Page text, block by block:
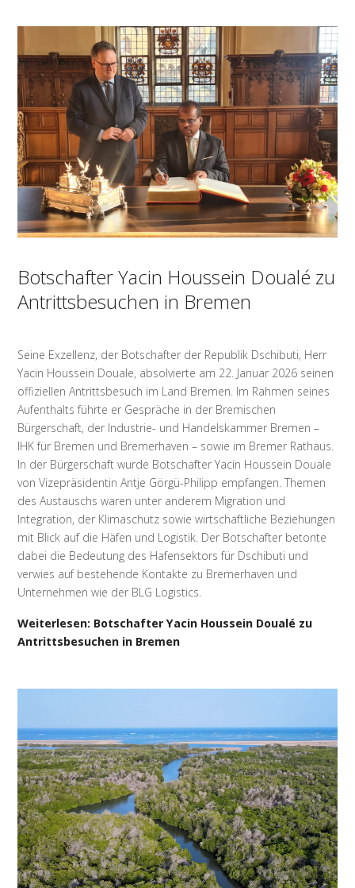
Botschafter Yacin Houssein Doualé zu
Antrittsbesuchen in Bremen
Seine Exzellenz, der Botschafter der Republik Dschibuti, Herr
Yacin Houssein Douale, absolvierte am 22. Januar 2026 seinen
offiziellen Antrittsbesuch im Land Bremen. Im Rahmen seines
Aufenthalts führte er Gespräche in der Bremischen
Bürgerschaft, der Industrie- und Handelskammer Bremen –
IHK für Bremen und Bremerhaven – sowie im Bremer Rathaus.
In der Bürgerschaft wurde Botschafter Yacin Houssein Douale
von Vizepräsidentin Antje Görgü-Philipp empfangen. Themen
des Austauschs waren unter anderem Migration und
Integration, der Klimaschutz sowie wirtschaftliche Beziehungen
mit Blick auf die Häfen und Logistik. Der Botschafter betonte
dabei die Bedeutung des Hafensektors für Dschibuti und
verwies auf bestehende Kontakte zu Bremerhaven und
Unternehmen wie der BLG Logistics.
Weiterlesen: Botschafter Yacin Houssein Doualé zu
Antrittsbesuchen in Bremen